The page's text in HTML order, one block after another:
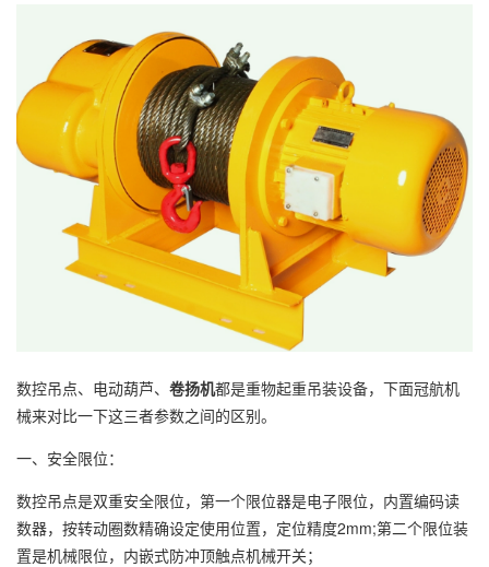
数控吊点、电动葫芦、 卷扬机都是重物起重吊装设备，下面冠航机
械来对比一下这三者参数之间的区别。
一、安全限位：
数控吊点是双重安全限位，第一个限位器是电子限位，内置编码读
数器，按转动圈数精确设定使用位置，定位精度2mm;第二个限位装
置是机械限位，内嵌式防冲顶触点机械开关；